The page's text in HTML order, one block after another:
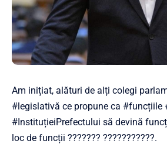
Am inițiat, alături de alți colegi
#legislativă ce propune ca #funcțiile
#InstituțieiPrefectului să devină
loc de funcții ??????? ???????????.